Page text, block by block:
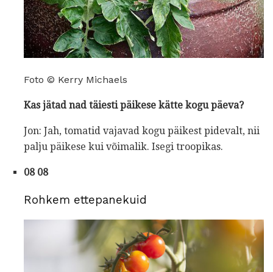
Foto © Kerry Michaels
Kas jätad nad täiesti päikese kätte kogu päeva?
Jon: Jah, tomatid vajavad kogu päikest pidevalt, nii
palju päikese kui võimalik. Isegi troopikas.
08 08
Rohkem ettepanekuid